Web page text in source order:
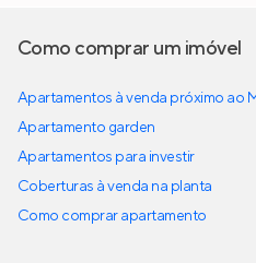
Como comprar um imóvel
Apartamentos à venda próximo ao
Apartamento garden
Apartamentos para investir
Coberturas à venda na planta
Como comprar apartamento